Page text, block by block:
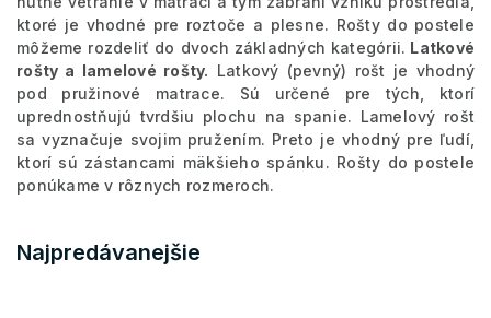
ktoré je vhodné pre roztoče a plesne. Rošty do postele
môžeme rozdeliť do dvoch základných kategórii. Latkové
rošty a lamelové rošty. Latkový (pevný) rošt je vhodný
pod pružinové matrace. Sú určené pre tých, ktorí
uprednostňujú tvrdšiu plochu na spanie. Lamelový rošt
sa vyznačuje svojim pružením. Preto je vhodný pre ľudí,
ktorí sú zástancami mäkšieho spánku. Rošty do postele
ponúkame v rôznych rozmeroch.
Najpredávanejšie